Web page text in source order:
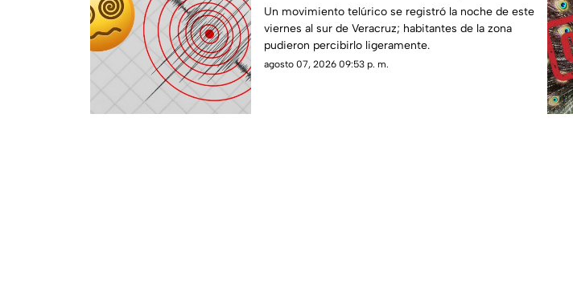
2026; ¿cuál fue la magnitud y epicentro?
Un movimiento telúrico se registró la noche de este
viernes al sur de Veracruz; habitantes de la zona
pudieron percibirlo ligeramente.
agosto 07, 2026 09:53 p. m.